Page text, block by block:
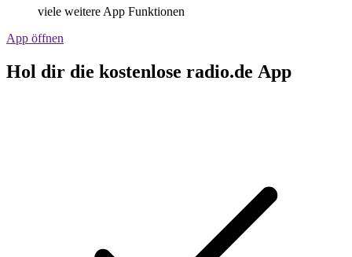
viele weitere App Funktionen
App öffnen
Hol dir die kostenlose radio.de App